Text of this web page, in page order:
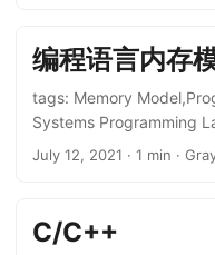
new file:///path/to/
~/.sbt/repositories:
aliyun:https://
lic nexus-aliyun-
ivy:https://
, [organization]/
[ext] typesafe: https://
releases/,
编程语言内存
tags: Memory
Systems Programming
内存模型 编程语言内存模
程语言模型作为程序员和
需要的额外细节。 硬件
July 12, 2021 · 1 min ·
C/C++